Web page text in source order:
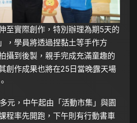
至實際創作，特別辦理為期5天的
，學員將透過捏黏土等手作方
攝到後製，親手完成充滿童趣的
創作成果也將在25日當晚露天場
元，中午起由「活動市集」與園
程率先開跑，下午則有行動書車